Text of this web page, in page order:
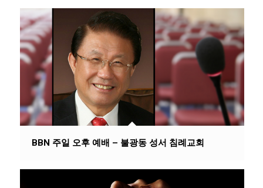
BBN 주일 오후 예배 – 불광동 성서 침례교회